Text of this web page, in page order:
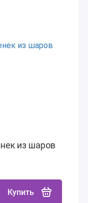
из шаров
Купить